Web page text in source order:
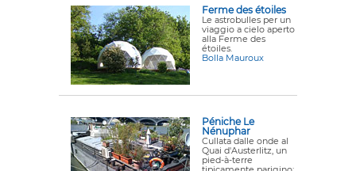
Ferme des étoiles
Le astrobulles per un
viaggio a cielo aperto
alla Ferme des
étoiles.
Bolla Mauroux
Péniche Le
Nénuphar
Cullata dalle onde al
Quai d'Austerlitz, un
pied-à-terre